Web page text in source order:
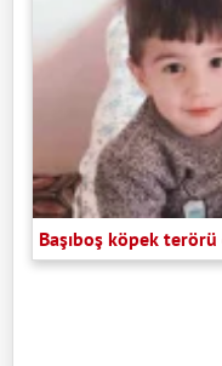
Başıboş köpek